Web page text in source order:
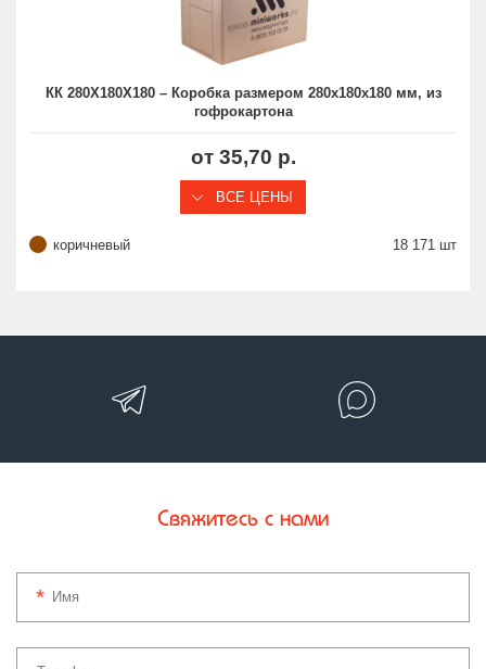
КК 280Х180Х180 – Коробка размером 280х180х180 мм, из
гофрокартона
от 35,70 р.
ВСЕ ЦЕНЫ
коричневый 18 171 шт
Свяжитесь с нами